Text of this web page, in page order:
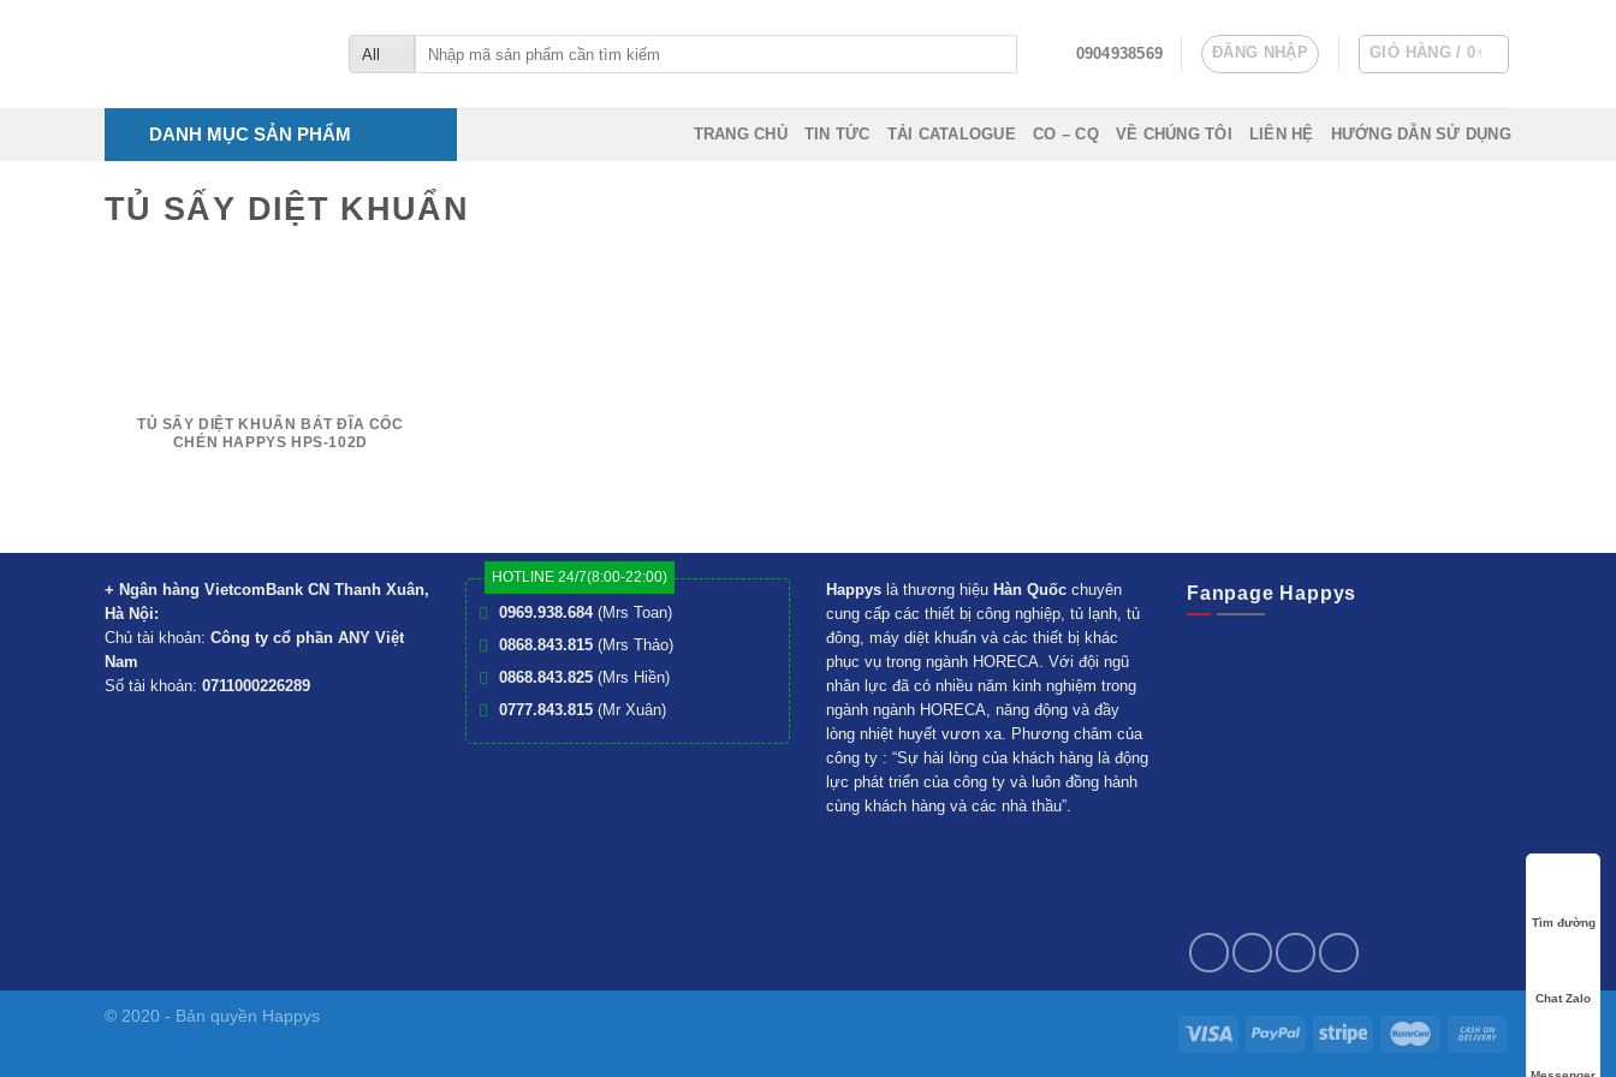
Tìm
kiếm:
0904938569 ĐĂNG NHẬP GIỎ HÀNG /0₫
DANH MỤC SẢN PHẨM TRANG CHỦ TIN TỨC TẢI CATALOGUE CO – CQ VỀ CHÚNG TÔI LIÊN HỆ HƯỚNG DẪN SỬ DỤNG
TỦ SẤY DIỆT KHUẨN
TỦ SẤY DIỆT KHUẨN BÁT ĐĨA CỐC
CHÉN HAPPYS HPS-102D
+ Ngân hàng VietcomBank CN Thanh Xuân,
Hà Nội:
Chủ tài khoản: Công ty cổ phần ANY Việt
Nam
Số tài khoản: 0711000226289
HOTLINE 24/7(8:00-22:00)
0969.938.684(Mrs Toan)
0868.843.815 (Mrs Thảo)
0868.843.825 (Mrs Hiền)
0777.843.815 (Mr Xuân)
Happys là thương hiệu Hàn Quốc chuyên
cung cấp các thiết bị công nghiệp, tủ lạnh, tủ
đông, máy diệt khuẩn và các thiết bị khác
phục vụ trong ngành HORECA. Với đội ngũ
nhân lực đã có nhiều năm kinh nghiệm trong
ngành ngành HORECA, năng động và đầy
lòng nhiệt huyết vươn xa. Phương châm của
công ty : “Sự hài lòng của khách hàng là động
lực phát triển của công ty và luôn đồng hành
cùng khách hàng và các nhà thầu”.
Fanpage Happys
© 2020 - Bản quyền Happys
Tìm đường
Chat Zalo